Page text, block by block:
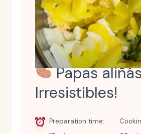
Papas
Irresistibles!
Preparation time